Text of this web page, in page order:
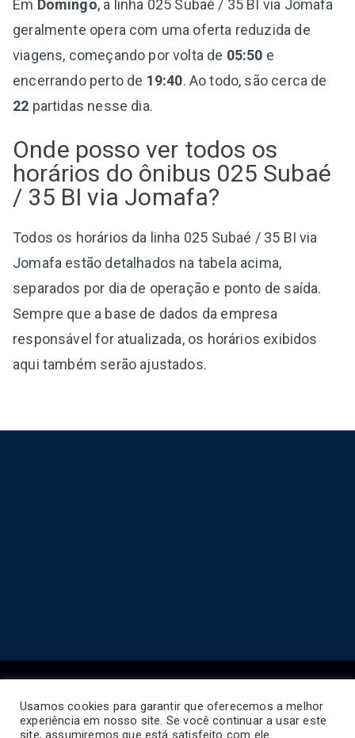
Em Domingo, a linha 025 Subaé / 35 BI via Jomafa
geralmente opera com uma oferta reduzida de
viagens, começando por volta de 05:50 e
encerrando perto de 19:40. Ao todo, são cerca de
22 partidas nesse dia.
Onde posso ver todos os
horários do ônibus 025 Subaé
/ 35 BI via Jomafa?
Todos os horários da linha 025 Subaé / 35 BI via
Jomafa estão detalhados na tabela acima,
separados por dia de operação e ponto de saída.
Sempre que a base de dados da empresa
responsável for atualizada, os horários exibidos
aqui também serão ajustados.
Copyright © 2026 Horário de Ônibus BR
Usamos cookies para garantir que oferecemos a melhor
experiência em nosso site. Se você continuar a usar este
site, assumiremos que está satisfeito com ele.